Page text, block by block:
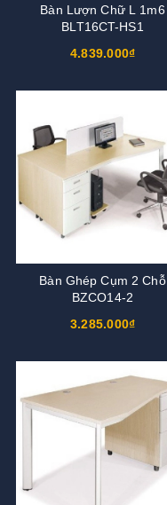
Bàn Lượn Chữ L 1m6
BLT16CT-HS1
4.839.000₫
Bàn Ghép Cụm 2 Chỗ
BZCO14-2
3.285.000₫